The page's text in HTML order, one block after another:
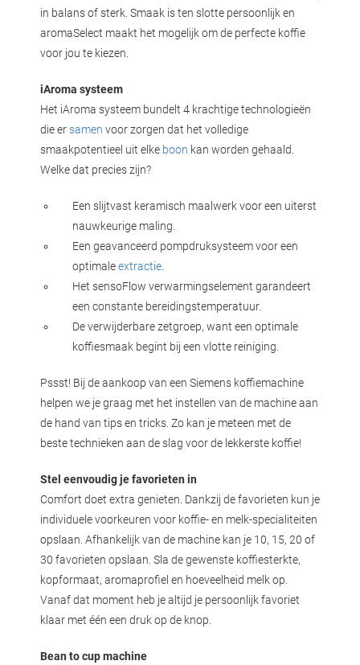
in balans of sterk. Smaak is ten slotte persoonlijk en
aromaSelect maakt het mogelijk om de perfecte koffie
voor jou te kiezen.
iAroma systeem
Het iAroma systeem bundelt 4 krachtige technologieën
die ersamen voor zorgen dat het volledige
smaakpotentieel uit elke boon kan worden gehaald.
Welke dat precies zijn?
Een slijtvast keramisch maalwerk voor een uiterst
nauwkeurige maling.
Een geavanceerd pompdruksysteem voor een
optimaleextractie
Het sensoFlow verwarmingselement garandeert
een constante bereidingstemperatuur.
De verwijderbare zetgroep, want een optimale
koffiesmaak begint bij een vlotte reiniging.
Pssst! Bij de aankoop van een Siemens koffiemachine
helpen we je graag met het instellen van de machine aan
de hand van tips en tricks. Zo kan je meteen met de
beste technieken aan de slag voor de lekkerste koffie!
Stel eenvoudig je favorieten in
Comfort doet extra genieten. Dankzij de favorieten kun je
individuele voorkeuren voor koffie- en melk-specialiteiten
opslaan. Afhankelijk van de machine kan je 10, 15, 20 of
30 favorieten opslaan. Sla de gewenste koffiesterkte,
kopformaat, aromaprofiel en hoeveelheid melk op.
Vanaf dat moment heb je altijd je persoonlijk favoriet
klaar met één een druk op de knop.
Bean to cup machine